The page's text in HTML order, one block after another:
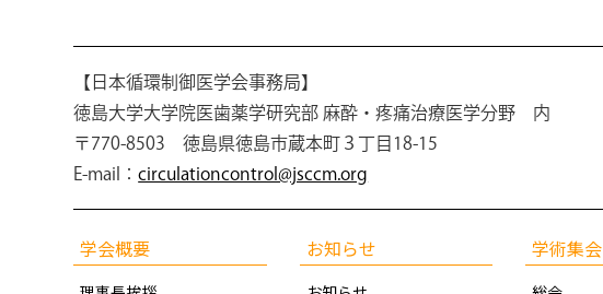
【日本循環制御医学会事務局】
徳島大学大学院医歯薬学研究部 麻酔・疼痛治療医学分野 内
〒770-8503 徳島県徳島市蔵本町３丁目18-15
E-mail：circulationcontrol@jsccm.org
学会概要 お知らせ 学術集会